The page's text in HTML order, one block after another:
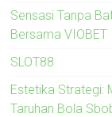
Sensasi Tanpa
Bersama VIOBET
SLOT88
Estetika Strategi:
Taruhan Bola